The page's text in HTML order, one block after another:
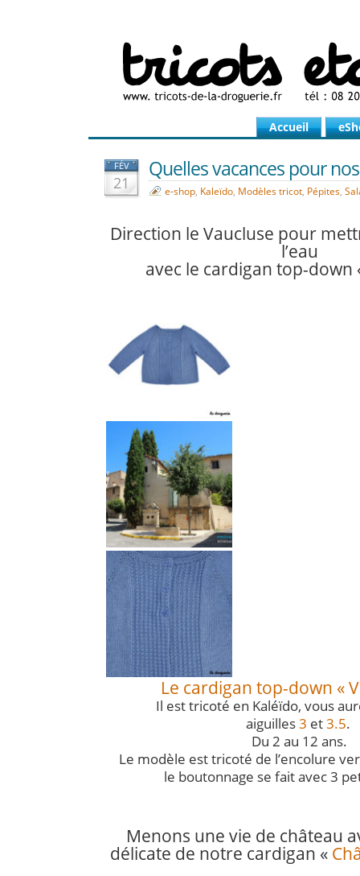
Accueil
FÉV
21
Quelles vacances pour
e-shop, Kaleïdo, Modèles tricot, Pépites,
Direction le Vaucluse pour
l’eau
avec le cardigan top-down
Le cardigan top-down «
Il est tricoté en Kaléïdo, vous
aiguilles3 et3.5.
Du 2 au 12 ans.
Le modèle est tricoté de l’encolure
le boutonnage se fait avec 3
Menons une vie de château
délicate de notre cardigan «